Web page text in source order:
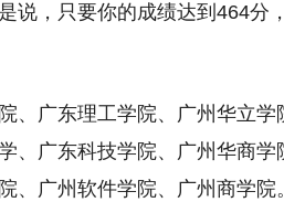
说，只要你的成绩达到464分
、广东理工学院、广州华立
、广东科技学院、广州华商
、广州软件学院、广州商学院。